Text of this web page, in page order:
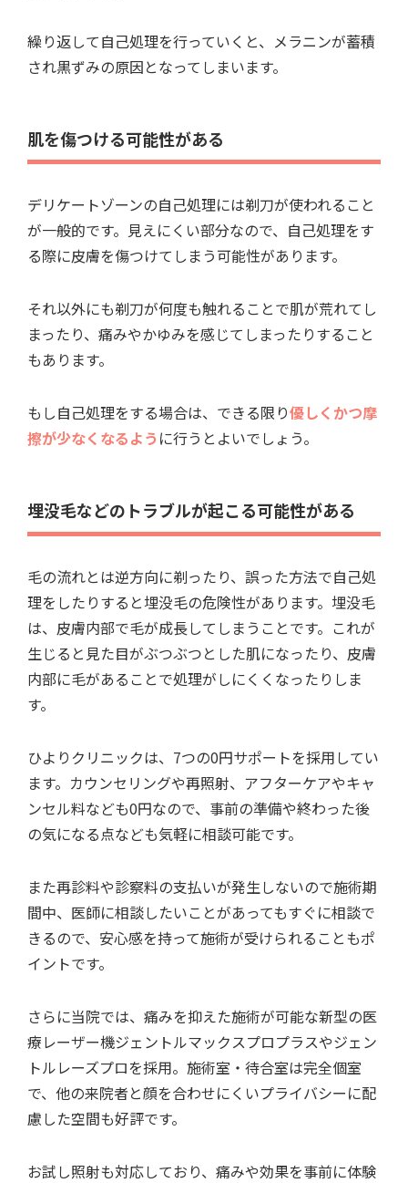
繰り返して自己処理を行っていくと、メラニンが蓄積
され黒ずみの原因となってしまいます。
肌を傷つける可能性がある
デリケートゾーンの自己処理には剃刀が使われること
が一般的です。見えにくい部分なので、自己処理をす
る際に皮膚を傷つけてしまう可能性があります。
それ以外にも剃刀が何度も触れることで肌が荒れてし
まったり、痛みやかゆみを感じてしまったりすること
もあります。
もし自己処理をする場合は、できる限り優しくかつ摩
擦が少なくなるよう に行うとよいでしょう。
埋没毛などのトラブルが起こる可能性がある
毛の流れとは逆方向に剃ったり、誤った方法で自己処
理をしたりすると埋没毛の危険性があります。埋没毛
は、皮膚内部で毛が成長してしまうことです。これが
生じると見た目がぶつぶつとした肌になったり、皮膚
内部に毛があることで処理がしにくくなったりしま
す。
ひよりクリニックは、7つの0円サポートを採用してい
ます。カウンセリングや再照射、アフターケアやキャ
ンセル料なども0円なので、事前の準備や終わった後
の気になる点なども気軽に相談可能です。
また再診料や診察料の支払いが発生しないので施術期
間中、医師に相談したいことがあってもすぐに相談で
きるので、安心感を持って施術が受けられることもポ
イントです。
さらに当院では、痛みを抑えた施術が可能な新型の医
療レーザー機ジェントルマックスプロプラスやジェン
トルレーズプロを採用。施術室・待合室は完全個室
で、他の来院者と顔を合わせにくいプライバシーに配
慮した空間も好評です。
お試し照射も対応しており、痛みや効果を事前に体験